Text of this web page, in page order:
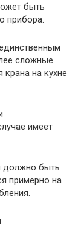
быть
прибора.
сложные
на кухне
имеет
должно быть
примерно на